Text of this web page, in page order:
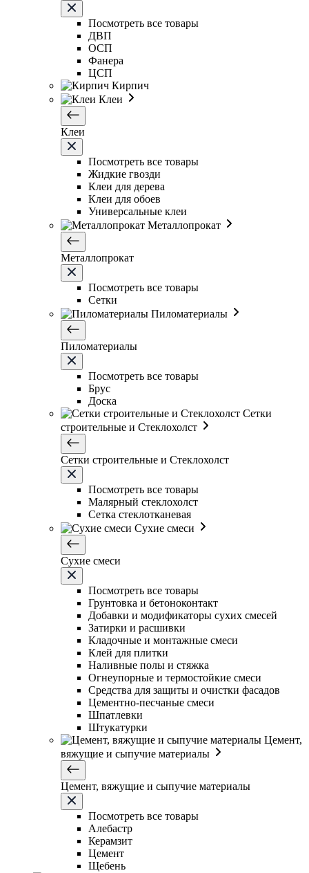
Посмотреть все товары
ДВП
ОСП
Фанера
ЦСП
Кирпич
Клеи
Клеи
Посмотреть все товары
Жидкие гвозди
Клеи для дерева
Клеи для обоев
Универсальные клеи
Металлопрокат
Металлопрокат
Посмотреть все товары
Сетки
Пиломатериалы
Пиломатериалы
Посмотреть все товары
Брус
Доска
Сетки
строительные и Стеклохолст
Сетки строительные и Стеклохолст
Посмотреть все товары
Малярный стеклохолст
Сетка стеклотканевая
Сухие смеси
Сухие смеси
Посмотреть все товары
Грунтовка и бетоноконтакт
Добавки и модификаторы сухих смесей
Затирки и расшивки
Кладочные и монтажные смеси
Клей для плитки
Наливные полы и стяжка
Огнеупорные и термостойкие смеси
Средства для защиты и очистки фасадов
Цементно-песчаные смеси
Шпатлевки
Штукатурки
Цемент,
вяжущие и сыпучие материалы
Цемент, вяжущие и сыпучие материалы
Посмотреть все товары
Алебастр
Керамзит
Цемент
Щебень